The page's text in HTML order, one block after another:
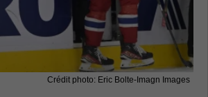
Crédit photo: Eric Bolte-Imagn Images